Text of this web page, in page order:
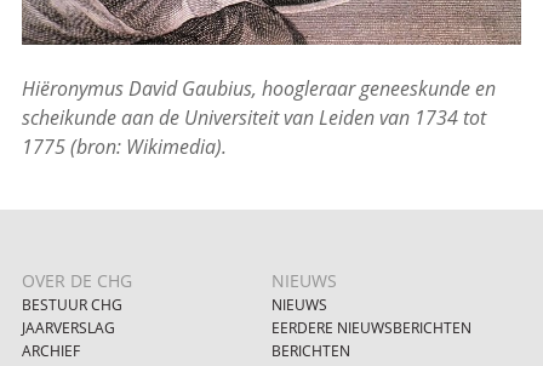
Hiëronymus David Gaubius, hoogleraar geneeskunde en
scheikunde aan de Universiteit van Leiden van 1734 tot
1775 (bron: Wikimedia).
OVER DE CHG
BESTUUR CHG
JAARVERSLAG
ARCHIEF
NIEUWS
NIEUWS
EERDERE NIEUWSBERICHTEN
BERICHTEN